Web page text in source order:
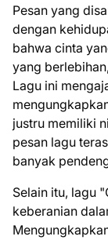
Pesan yang
dengan
bahwa cinta
yang
Lagu ini
justru memiliki
pesan lagu
banyak
Selain itu, lagu
keberanian